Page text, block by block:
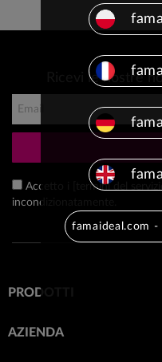
Ricevi le nostre
Accetto i [termini del
incondizionatamente.
PRODOTTI
AZIENDA
famaideal.com -